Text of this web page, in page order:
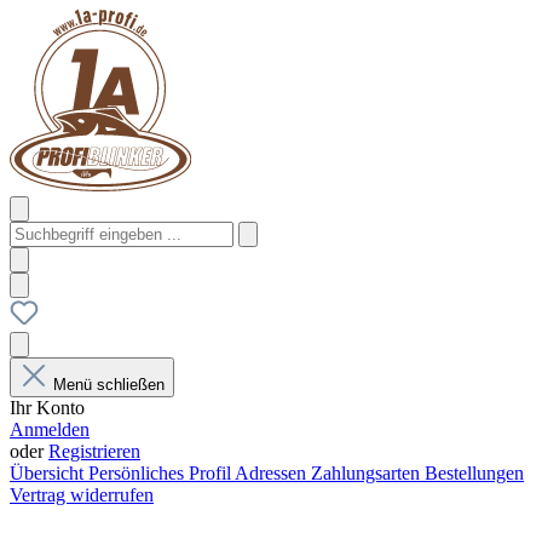
Menü schließen
Ihr Konto
Anmelden
oderRegistrieren
Übersicht Persönliches Profil Adressen Zahlungsarten Bestellungen
Vertrag widerrufen